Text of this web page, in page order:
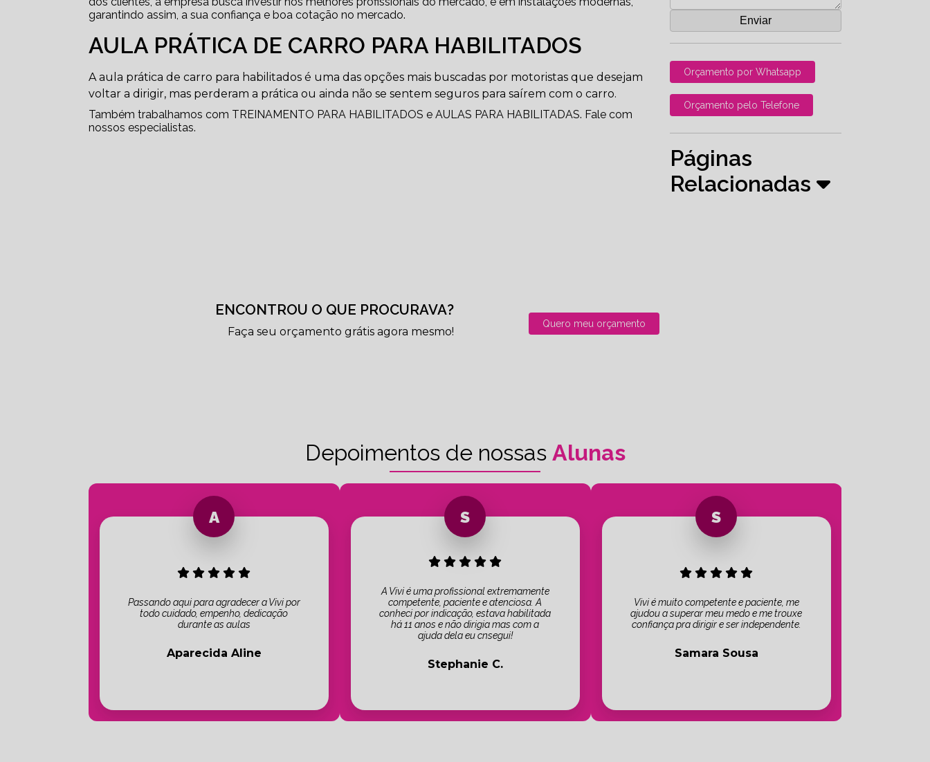
garantindo assim, a sua confiança e boa cotação no mercado.
AULA PRÁTICA DE CARRO PARA HABILITADOS
A aula prática de carro para habilitados é uma das opções mais buscadas por motoristas que desejam
voltar a dirigir, mas perderam a prática ou ainda não se sentem seguros para saírem com o carro.
Também trabalhamos com TREINAMENTO PARA HABILITADOS e AULAS PARA HABILITADAS. Fale com
nossos especialistas.
Orçamento por Whatsapp
Orçamento pelo Telefone
Páginas
Relacionadas
ENCONTROU O QUE PROCURAVA?
Faça seu orçamento grátis agora mesmo!
Quero meu orçamento
Depoimentos de nossas Alunas
Passando aqui para agradecer a Vivi por
todo cuidado, empenho, dedicação
durante as aulas
Aparecida Aline
A Vivi é uma profissional extremamente
competente, paciente e atenciosa. A
conheci por indicação, estava habilitada
há 11 anos e não dirigia mas com a
ajuda dela eu cnsegui!
Stephanie C.
Vivi é muito competente e paciente, me
ajudou a superar meu medo e me trouxe
confiança pra dirigir e ser independente.
Samara Sousa